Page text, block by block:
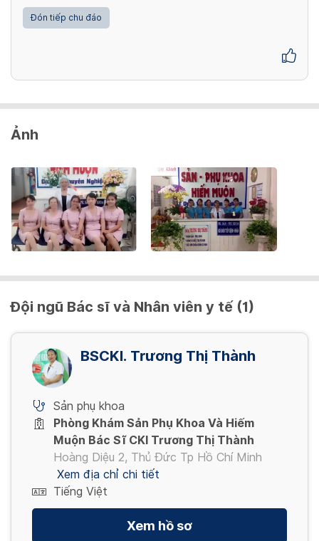
Đón tiếp chu đáo
Ảnh
Đội ngũ Bác sĩ và Nhân viên y tế (1)
BSCKI. Trương Thị Thành
Sản phụ khoa
Phòng Khám Sản Phụ Khoa Và Hiếm
Muộn Bác Sĩ CKI Trương Thị Thành
Hoàng Diệu 2, Thủ Đức Tp Hồ Chí Minh
Xem địa chỉ chi tiết
Tiếng Việt
Xem hồ sơ